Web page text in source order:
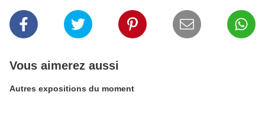
Vous aimerez aussi
Autres expositions du moment